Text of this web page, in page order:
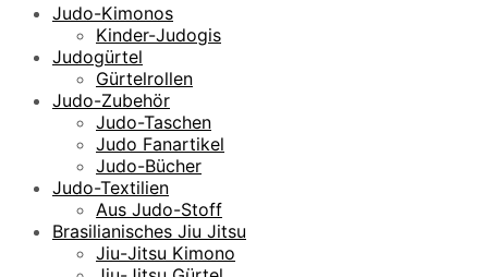
Judo-Kimonos
Kinder-Judogis
Judogürtel
Gürtelrollen
Judo-Zubehör
Judo-Taschen
Judo Fanartikel
Judo-Bücher
Judo-Textilien
Aus Judo-Stoff
Brasilianisches Jiu Jitsu
Jiu-Jitsu Kimono